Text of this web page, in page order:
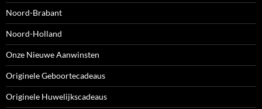
Noord-Brabant
Noord-Holland
Onze Nieuwe Aanwinsten
Originele Geboortecadeaus
Originele Huwelijkscadeaus